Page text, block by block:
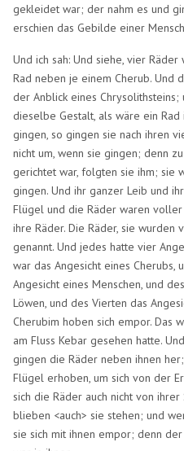
gekleidet war; der nahm es und
erschien das Gebilde einer
Und ich sah: Und siehe, vier
Rad neben je einem Cherub. Und
der Anblick eines
dieselbe Gestalt, als wäre ein Rad
gingen, so gingen sie nach ihren
nicht um, wenn sie gingen; denn
gerichtet war, folgten sie ihm; sie
gingen. Und ihr ganzer Leib und
Flügel und die Räder waren
ihre Räder. Die Räder, sie wurden
genannt. Und jedes hatte vier
war das Angesicht eines Cherubs,
Angesicht eines Menschen, und
Löwen, und des Vierten das
Cherubim hoben sich empor. Das
am Fluss Kebar gesehen hatte.
gingen die Räder neben ihnen
Flügel erhoben, um sich von der
sich die Räder auch nicht von
blieben <auch> sie stehen; und
sie sich mit ihnen empor; denn